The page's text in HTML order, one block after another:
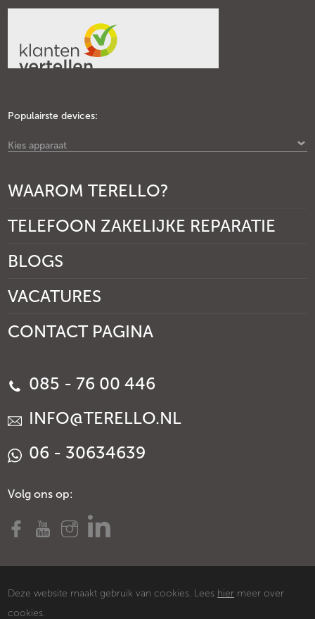
Populairste devices:
Kies apparaat
WAAROM TERELLO?
TELEFOON ZAKELIJKE REPARATIE
BLOGS
VACATURES
CONTACT PAGINA
085 - 76 00 446
INFO@TERELLO.NL
06 - 30634639
Volg ons op:
Deze website maakt gebruik van cookies. Lees hier meer over
cookies.